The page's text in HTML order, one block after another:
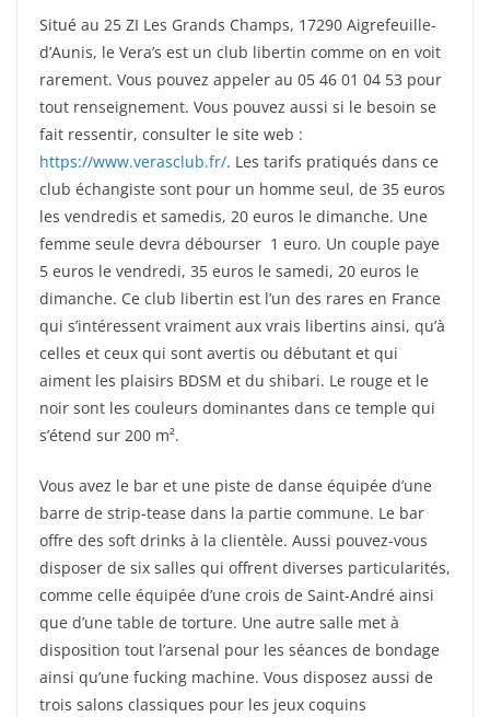
Situé au 25 ZI Les Grands Champs, 17290 Aigrefeuille-
d’Aunis, le Vera’s est un club libertin comme on en voit
rarement. Vous pouvez appeler au 05 46 01 04 53 pour
tout renseignement. Vous pouvez aussi si le besoin se
fait ressentir, consulter le site web :
https://www.verasclub.fr/. Les tarifs pratiqués dans ce
club échangiste sont pour un homme seul, de 35 euros
les vendredis et samedis, 20 euros le dimanche. Une
femme seule devra débourser 1 euro. Un couple paye
5 euros le vendredi, 35 euros le samedi, 20 euros le
dimanche. Ce club libertin est l’un des rares en France
qui s’intéressent vraiment aux vrais libertins ainsi, qu’à
celles et ceux qui sont avertis ou débutant et qui
aiment les plaisirs BDSM et du shibari. Le rouge et le
noir sont les couleurs dominantes dans ce temple qui
s’étend sur 200 m².
Vous avez le bar et une piste de danse équipée d’une
barre de strip-tease dans la partie commune. Le bar
offre des soft drinks à la clientèle. Aussi pouvez-vous
disposer de six salles qui offrent diverses particularités,
comme celle équipée d’une crois de Saint-André ainsi
que d’une table de torture. Une autre salle met à
disposition tout l’arsenal pour les séances de bondage
ainsi qu’une fucking machine. Vous disposez aussi de
trois salons classiques pour les jeux coquins